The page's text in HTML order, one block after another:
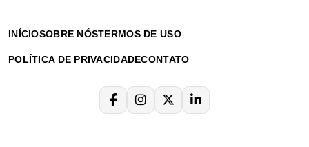
INÍCIOSOBRE NÓSTERMOS DE USO
POLÍTICA DE PRIVACIDADECONTATO